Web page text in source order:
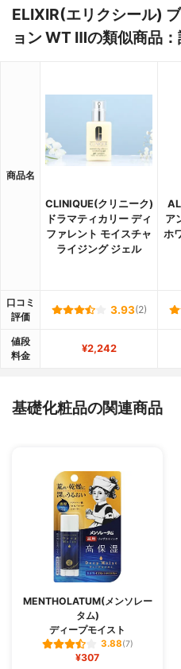
ELIXIR(エリクシール)
ョン WT Ⅲの類似商品
商品名
CLINIQUE(クリニーク)
ドラマティカリー ディ
ファレント モイスチャ
ライジング ジェル
ア
ホ
口コミ
評価
3.93(2)
値段
料金
¥2,242
基礎化粧品の関連商品
MENTHOLATUM(メンソレー
タム)
ディープモイスト
3.88(7)
¥307